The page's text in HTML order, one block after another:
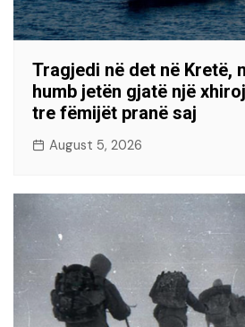
Tragjedi në det në Kretë,
humb jetën gjatë një
tre fëmijët pranë saj
August 5, 2026